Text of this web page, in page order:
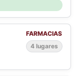
FARMACIAS
4 lugares